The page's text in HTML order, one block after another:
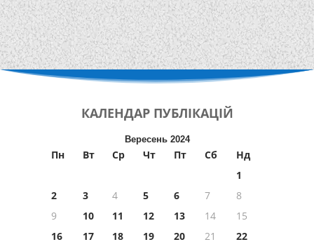
КАЛЕНДАР ПУБЛІКАЦІЙ
Вересень 2024
Пн Вт Ср Чт Пт Сб
Нд
1
2
3 4 5 6 7
8
9
10 11 12 13 14
15
16
17 18 19 20 21
22